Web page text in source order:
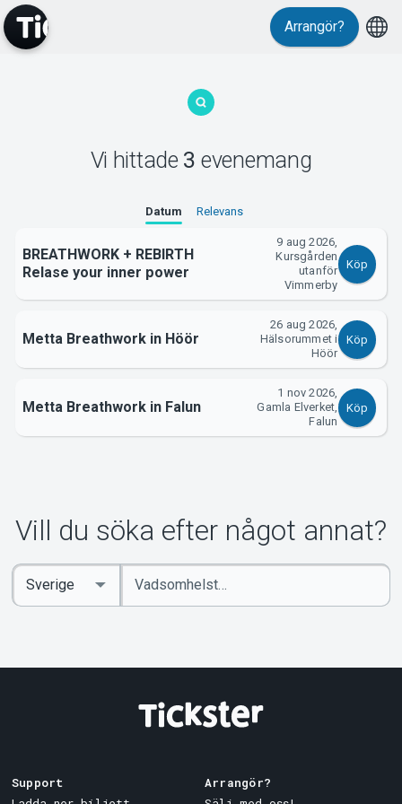
MyTickster
Support
Om Tickster
Arrangör?
Vi hittade 3 evenemang
Datum Relevans
BREATHWORK + REBIRTH
Relase your inner power
9 aug 2026,
Kursgården
utanför
Vimmerby
Köp
Metta Breathwork in Höör
26 aug 2026,
Hälsorummet i
Höör
Köp
Metta Breathwork in Falun
1 nov 2026,
Gamla Elverket,
Falun
Köp
Vill du söka efter något annat?
Ange
sökord
Select
Country
Support
Arrangör?